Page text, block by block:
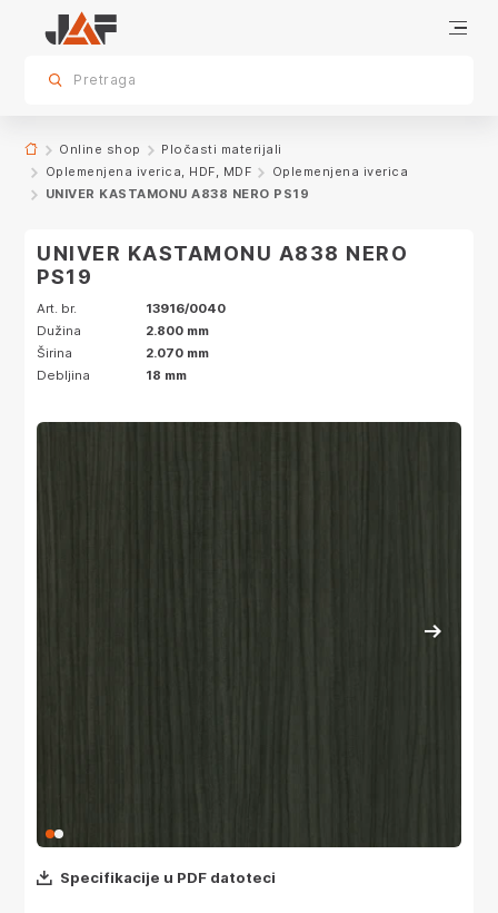
sr.skip-to.main-content
sr.skip-to.table-of-contents
sr.skip-to.main-navigation
Specifikacije
Karakteristike
Pretraga
Online shop
Pločasti materijali
Oplemenjena iverica, HDF, MDF
Oplemenjena iverica
UNIVER KASTAMONU A838 NERO PS19
UNIVER KASTAMONU A838 NERO
PS19
Art. br.
13916/0040
Dužina
2.800 mm
Širina
2.070 mm
Debljina
18 mm
Specifikacije u PDF datoteci